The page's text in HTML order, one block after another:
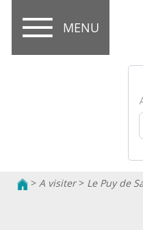
MENU
> A visiter> Le Puy de